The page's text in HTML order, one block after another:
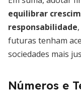
equilibrar
responsabilidade
futuras tenham
sociedades mais
Números e